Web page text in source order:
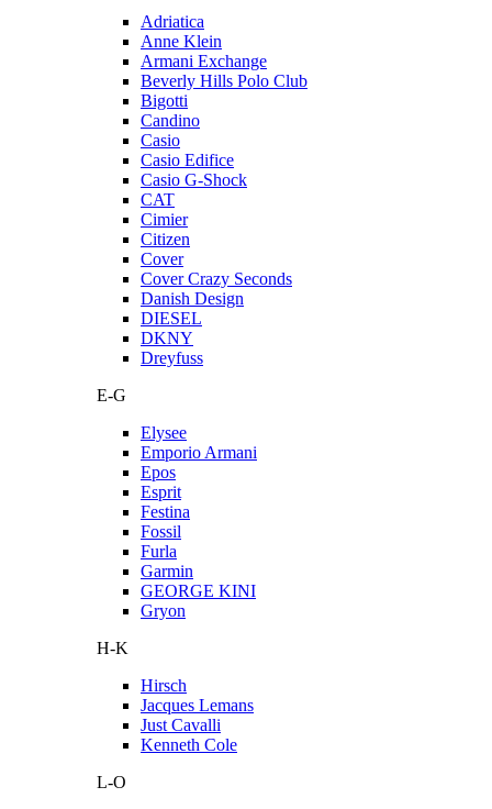
Adriatica
Anne Klein
Armani Exchange
Beverly Hills Polo Club
Bigotti
Candino
Casio
Casio Edifice
Casio G-Shock
CAT
Cimier
Citizen
Cover
Cover Crazy Seconds
Danish Design
DIESEL
DKNY
Dreyfuss
E-G
Elysee
Emporio Armani
Epos
Esprit
Festina
Fossil
Furla
Garmin
GEORGE KINI
Gryon
H-K
Hirsch
Jacques Lemans
Just Cavalli
Kenneth Cole
L-O